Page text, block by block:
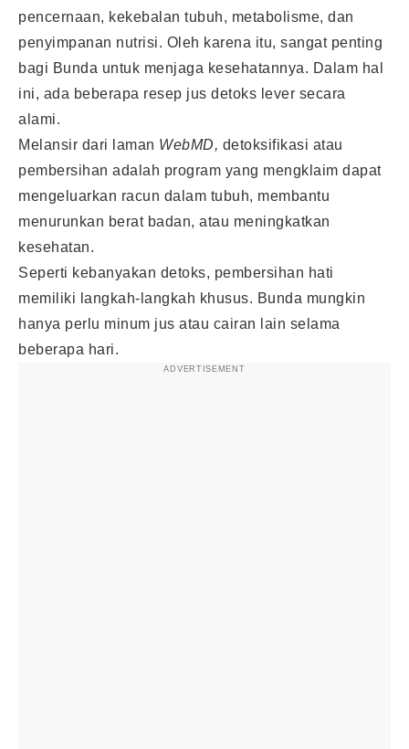
pencernaan, kekebalan tubuh, metabolisme, dan
penyimpanan nutrisi. Oleh karena itu, sangat penting
bagi Bunda untuk menjaga kesehatannya. Dalam hal
ini, ada beberapa resep jus detoks lever secara
alami.
Melansir dari laman WebMD, detoksifikasi atau
pembersihan adalah program yang mengklaim dapat
mengeluarkan racun dalam tubuh, membantu
menurunkan berat badan, atau meningkatkan
kesehatan.
Seperti kebanyakan detoks, pembersihan hati
memiliki langkah-langkah khusus. Bunda mungkin
hanya perlu minum jus atau cairan lain selama
beberapa hari.
ADVERTISEMENT